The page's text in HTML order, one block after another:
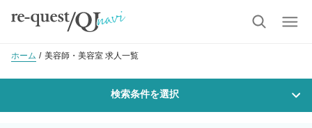
ホーム 美容師・美容室 求人一覧
検索条件を選択